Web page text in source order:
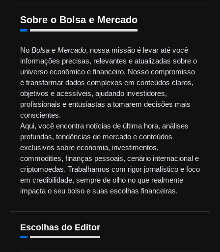
Sobre o Bolsa e Mercado
No Bolsa e Mercado, nossa missão é levar até você
informações precisas, relevantes e atualizadas sobre o
universo econômico e financeiro. Nosso compromisso
é transformar dados complexos em conteúdos claros,
objetivos e acessíveis, ajudando investidores,
profissionais e entusiastas a tomarem decisões mais
conscientes.
Aqui, você encontra notícias de última hora, análises
profundas, tendências de mercado e conteúdos
exclusivos sobre economia, investimentos,
commodities, finanças pessoais, cenário internacional e
criptomoedas. Trabalhamos com rigor jornalístico e foco
em credibilidade, sempre de olho no que realmente
impacta o seu bolso e suas escolhas financeiras.
Escolhas do Editor